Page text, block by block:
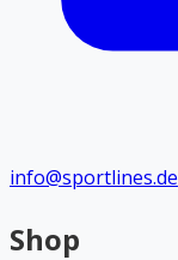
info@sportlines.de
Shop